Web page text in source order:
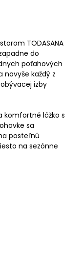
TODASANA
do
poťahových
navyše každý z
izby
komfortné lôžko s
sa
posteľnú
na sezónne